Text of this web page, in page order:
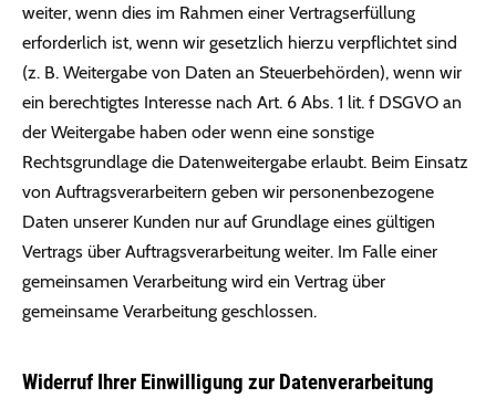
weiter, wenn dies im Rahmen einer Vertragserfüllung
erforderlich ist, wenn wir gesetzlich hierzu verpflichtet sind
(z. B. Weitergabe von Daten an Steuerbehörden), wenn wir
ein berechtigtes Interesse nach Art. 6 Abs. 1 lit. f DSGVO an
der Weitergabe haben oder wenn eine sonstige
Rechtsgrundlage die Datenweitergabe erlaubt. Beim Einsatz
von Auftragsverarbeitern geben wir personenbezogene
Daten unserer Kunden nur auf Grundlage eines gültigen
Vertrags über Auftragsverarbeitung weiter. Im Falle einer
gemeinsamen Verarbeitung wird ein Vertrag über
gemeinsame Verarbeitung geschlossen.
Widerruf Ihrer Einwilligung zur Datenverarbeitung